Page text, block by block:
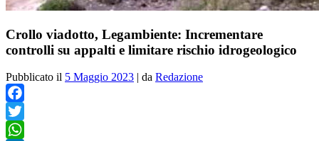
Crollo viadotto, Legambiente: Incrementare
controlli su appalti e limitare rischio idrogeologico
Pubblicato il 5 Maggio 2023 | da Redazione
Facebook
Twitter